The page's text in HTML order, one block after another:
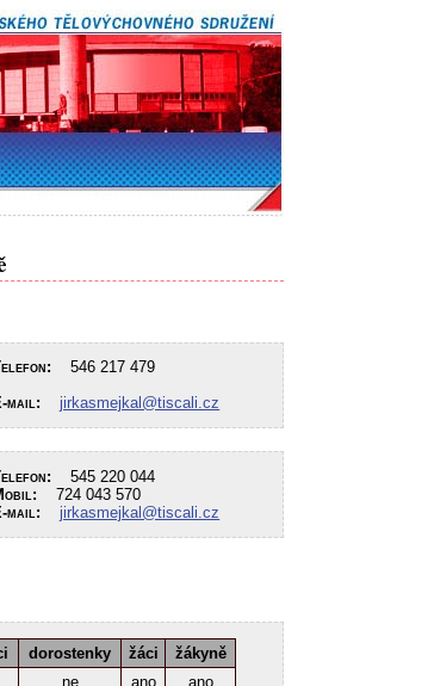
546 217 479
mail:
jirkasmejkal@tiscali.cz
545 220 044
724 043 570
mail:
jirkasmejkal@tiscali.cz
dorostenky žáci
žákyně
ne ano ano